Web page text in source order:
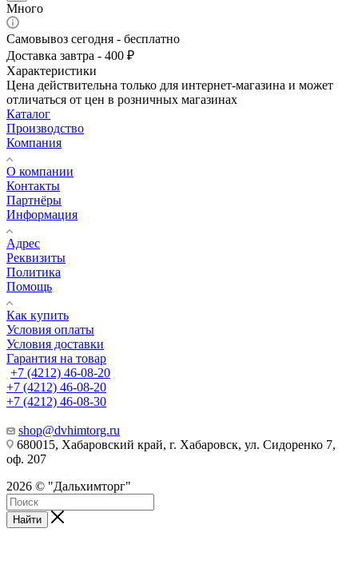
Много
Самовывоз сегодня - бесплатно
Доставка завтра - 400 ₽
Характеристики
Цена действительна только для интернет-магазина и может
отличаться от цен в розничных магазинах
Каталог
Производство
Компания
О компании
Контакты
Партнёры
Информация
Адрес
Реквизиты
Политика
Помощь
Как купить
Условия оплаты
Условия доставки
Гарантия на товар
+7 (4212) 46-08-20
+7 (4212) 46-08-20
+7 (4212) 46-08-30
shop@dvhimtorg.ru
680015, Хабаровский край, г. Хабаровск, ул. Сидоренко 7,
оф. 207
2026 © "Дальхимторг"
Найти